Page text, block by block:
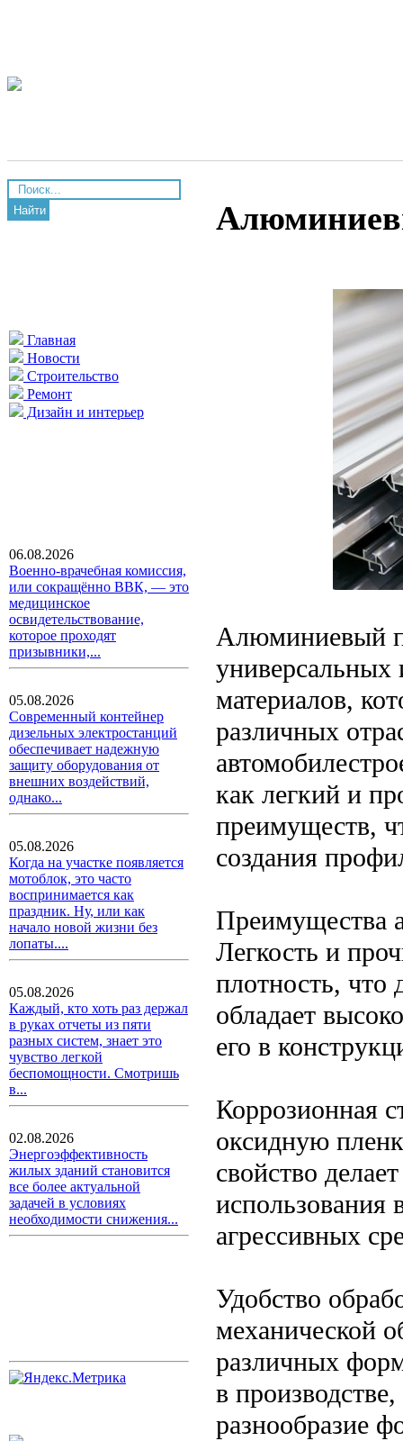
Найти
Главная
Новости
Строительство
Ремонт
Дизайн и интерьер
06.08.2026
Военно-врачебная комиссия,
или сокращённо ВВК, — это
медицинское
освидетельствование,
которое проходят
призывники,...
05.08.2026
Современный контейнер
дизельных электростанций
обеспечивает надежную
защиту оборудования от
внешних воздействий,
однако...
05.08.2026
Когда на участке появляется
мотоблок, это часто
воспринимается как
праздник. Ну, или как
начало новой жизни без
лопаты....
05.08.2026
Каждый, кто хоть раз держал
в руках отчеты из пяти
разных систем, знает это
чувство легкой
беспомощности. Смотришь
в...
02.08.2026
Энергоэффективность
жилых зданий становится
все более актуальной
задачей в условиях
необходимости снижения...
Алюминиевый
материалов,
различных
как легкий и
преимуществ,
создания
Преимущества
Легкость и
плотность, что
обладает
его в
Коррозионная
оксидную
свойство
использования
агрессивных
Удобство
механической
различных
в
разнообразие